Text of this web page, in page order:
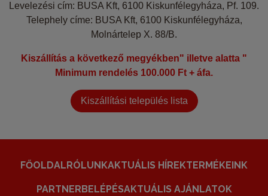
Levelezési cím: BUSA Kft, 6100 Kiskunfélegyháza, Pf. 109.
Telephely címe: BUSA Kft, 6100 Kiskunfélegyháza,
Molnártelep X. 88/B.
Kiszállítás a következő megyékben" illetve alatta "
Minimum rendelés 100.000 Ft + áfa.
Kiszállítási település lista
FŐOLDAL RÓLUNKAKTUÁLIS HÍREKTERMÉKEINK
PARTNERBELÉPÉSAKTUÁLIS AJÁNLATOK